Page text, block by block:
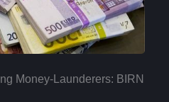
Money-Launderers: BIRN